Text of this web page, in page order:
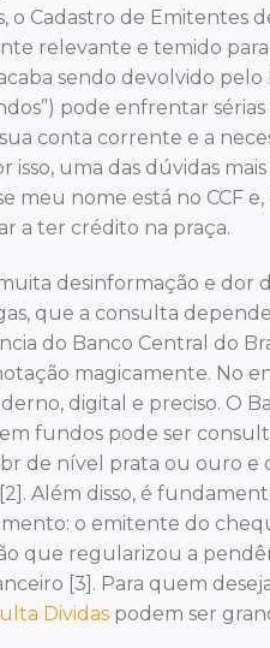
o Cadastro de Emitentes
relevante e temido
sendo devolvido
pode enfrentar
sua conta corrente e a
isso, uma das dúvidas
meu nome está no CCF
a ter crédito na praça.
desinformação e dor
que a consulta
do Banco Central do
magicamente. No
digital e preciso. O
fundos pode ser
de nível prata ou ouro e
Além disso, é
o emitente do
que regularizou a
[3]. Para quem
Dividas podem ser